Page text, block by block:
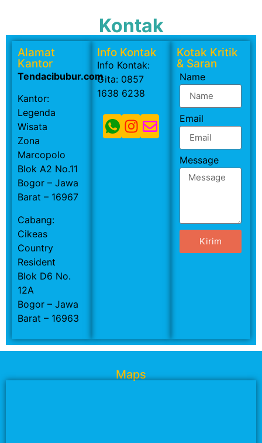
Kontak
Alamat
Kantor
Tendacibubur.com
Kantor:
Legenda
Wisata
Zona
Marcopolo
Blok A2 No.11
Bogor – Jawa
Barat – 16967
Cabang:
Cikeas
Country
Resident
Blok D6 No.
12A
Bogor – Jawa
Barat – 16963
Info Kontak
Info Kontak:
Gita: 0857
1638 6238
Kotak Kritik
& Saran
Name
Email
Message
Kirim
Maps